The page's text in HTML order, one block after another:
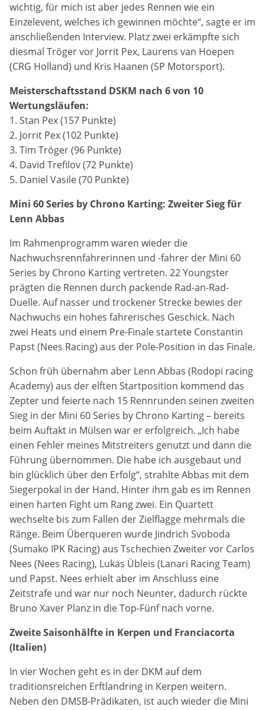
wichtig, für mich ist aber jedes Rennen wie ein
Einzelevent, welches ich gewinnen möchte“, sagte er im
anschließenden Interview. Platz zwei erkämpfte sich
diesmal Tröger vor Jorrit Pex, Laurens van Hoepen
(CRG Holland) und Kris Haanen (SP Motorsport).
Meisterschaftsstand DSKM nach 6 von 10
Wertungsläufen:
1. Stan Pex (157 Punkte)
2. Jorrit Pex (102 Punkte)
3. Tim Tröger (96 Punkte)
4. David Trefilov (72 Punkte)
5. Daniel Vasile (70 Punkte)
Mini 60 Series by Chrono Karting: Zweiter Sieg für
Lenn Abbas
Im Rahmenprogramm waren wieder die
Nachwuchsrennfahrerinnen und -fahrer der Mini 60
Series by Chrono Karting vertreten. 22 Youngster
prägten die Rennen durch packende Rad-an-Rad-
Duelle. Auf nasser und trockener Strecke bewies der
Nachwuchs ein hohes fahrerisches Geschick. Nach
zwei Heats und einem Pre-Finale startete Constantin
Papst (Nees Racing) aus der Pole-Position in das Finale.
Schon früh übernahm aber Lenn Abbas (Rodopi racing
Academy) aus der elften Startposition kommend das
Zepter und feierte nach 15 Rennrunden seinen zweiten
Sieg in der Mini 60 Series by Chrono Karting – bereits
beim Auftakt in Mülsen war er erfolgreich. „Ich habe
einen Fehler meines Mitstreiters genutzt und dann die
Führung übernommen. Die habe ich ausgebaut und
bin glücklich über den Erfolg“, strahlte Abbas mit dem
Siegerpokal in der Hand. Hinter ihm gab es im Rennen
einen harten Fight um Rang zwei. Ein Quartett
wechselte bis zum Fallen der Zielflagge mehrmals die
Ränge. Beim Überqueren wurde Jindrich Svoboda
(Sumako IPK Racing) aus Tschechien Zweiter vor Carlos
Nees (Nees Racing), Lukas Übleis (Lanari Racing Team)
und Papst. Nees erhielt aber im Anschluss eine
Zeitstrafe und war nur noch Neunter, dadurch rückte
Bruno Xaver Planz in die Top-Fünf nach vorne.
Zweite Saisonhälfte in Kerpen und Franciacorta
(Italien)
In vier Wochen geht es in der DKM auf dem
traditionsreichen Erftlandring in Kerpen weitern.
Neben den DMSB-Prädikaten, ist auch wieder die Mini